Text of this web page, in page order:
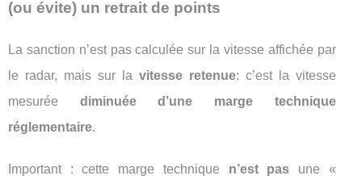
(ou évite) un retrait de points
La sanction n’est pas calculée sur la vitesse affichée par
le radar, mais sur la vitesse retenue: c’est la vitesse
mesurée diminuée d’une marge technique
réglementaire.
Important : cette marge technique n’est pas une «